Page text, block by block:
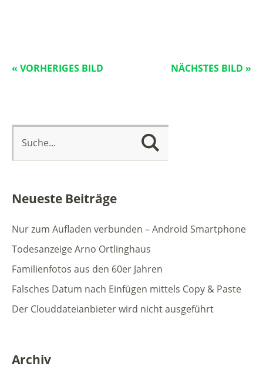
« VORHERIGES BILD NÄCHSTES BILD »
Neueste Beiträge
Nur zum Aufladen verbunden – Android Smartphone
Todesanzeige Arno Ortlinghaus
Familienfotos aus den 60er Jahren
Falsches Datum nach Einfügen mittels Copy & Paste
Der Clouddateianbieter wird nicht ausgeführt
Archiv